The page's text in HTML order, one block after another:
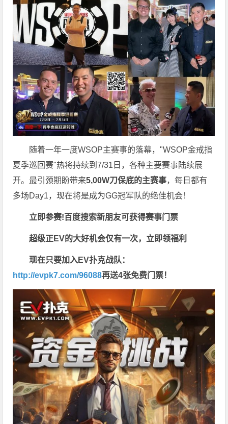
随着一年一度WSOP主赛事的落幕，"WSOP金戒指
夏季巡回赛"热将持续到7/31日，各种主要赛事陆续展
开。最引颈期盼带来5,00W刀保底的主赛事，每日都有
多场Day1，现在将是成为GG冠军队的绝佳机会！
立即参赛!百度搜索新朋友可获得赛事门票
超级正EV的大好机会仅有一次，立即领福利
现在只要加入EV扑克战队：
http://evpk7.com/96088再送4张免费门票！